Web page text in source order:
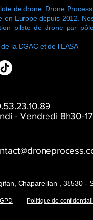
de drone. Drone
en Europe depuis 2012.
pilote de drone par
la DGAC et de l’EASA
- Vendredi 8h30-
Chapareillan , 38530 -
Politique de